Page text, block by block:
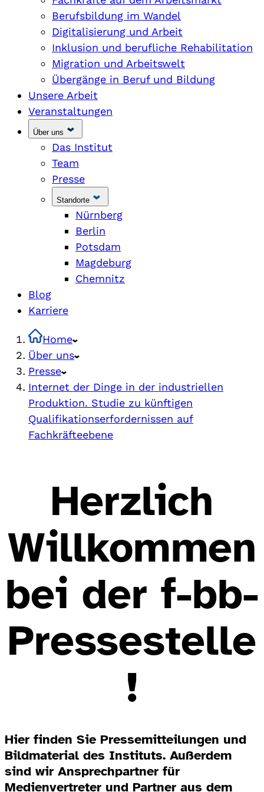
Berufsbildung im Wandel
Digitalisierung und Arbeit
Inklusion und berufliche Rehabilitation
Migration und Arbeitswelt
Übergänge in Beruf und Bildung
Unsere Arbeit
Veranstaltungen
Über uns
Das Institut
Team
Presse
Standorte
Nürnberg
Berlin
Potsdam
Magdeburg
Chemnitz
Blog
Karriere
Home
Über uns
Presse
Internet der Dinge in der industriellen
Produktion. Studie zu künftigen
Qualifikationserfordernissen auf
Fachkräfteebene
Herzlich
Willkommen
bei der f-bb-
Pressestelle
!
Hier finden Sie Pressemitteilungen und
Bildmaterial des Instituts. Außerdem
sind wir Ansprechpartner für
Medienvertreter und Partner aus dem